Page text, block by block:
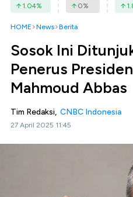
1.04% 0%
HOME News Berita
Sosok Ini
Penerus
Mahmoud Abbas
Tim Redaksi, CNBC Indonesia
27 April 2025 11:45